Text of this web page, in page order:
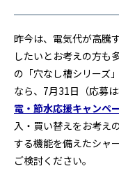
昨今は、電気代が高騰
したいとお考えの方も
の「穴なし槽シリーズ
なら、7月31日（応募
電・節水応援キャンペー
入・買い替えをお考え
する機能を備えたシャ
ご検討ください。